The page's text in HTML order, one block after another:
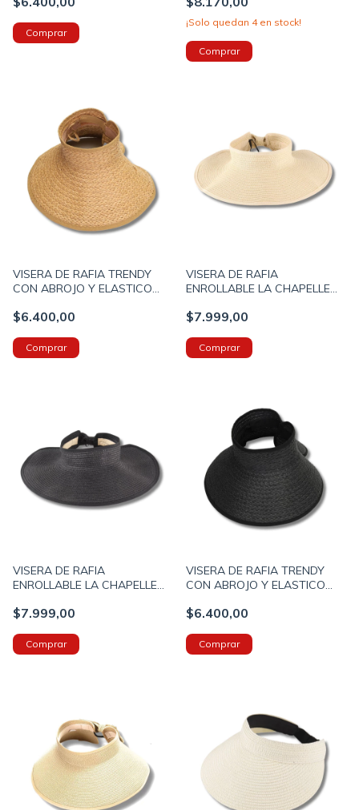
¡Solo quedan 4en stock!
VISERA DE RAFIA TRENDY
CON ABROJO Y ELASTICO
CAMEL (52479B)
$6.400,00
VISERA DE RAFIA
ENROLLABLE LA CHAPELLE
(12UO7474B)
$7.999,00
VISERA DE RAFIA
ENROLLABLE LA CHAPELLE
(12UO7474A)
$7.999,00
VISERA DE RAFIA TRENDY
CON ABROJO Y ELASTICO
NEGRO (52479A)
$6.400,00